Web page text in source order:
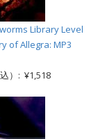
Library Level
of Allegra: MP3
）: ¥1,518